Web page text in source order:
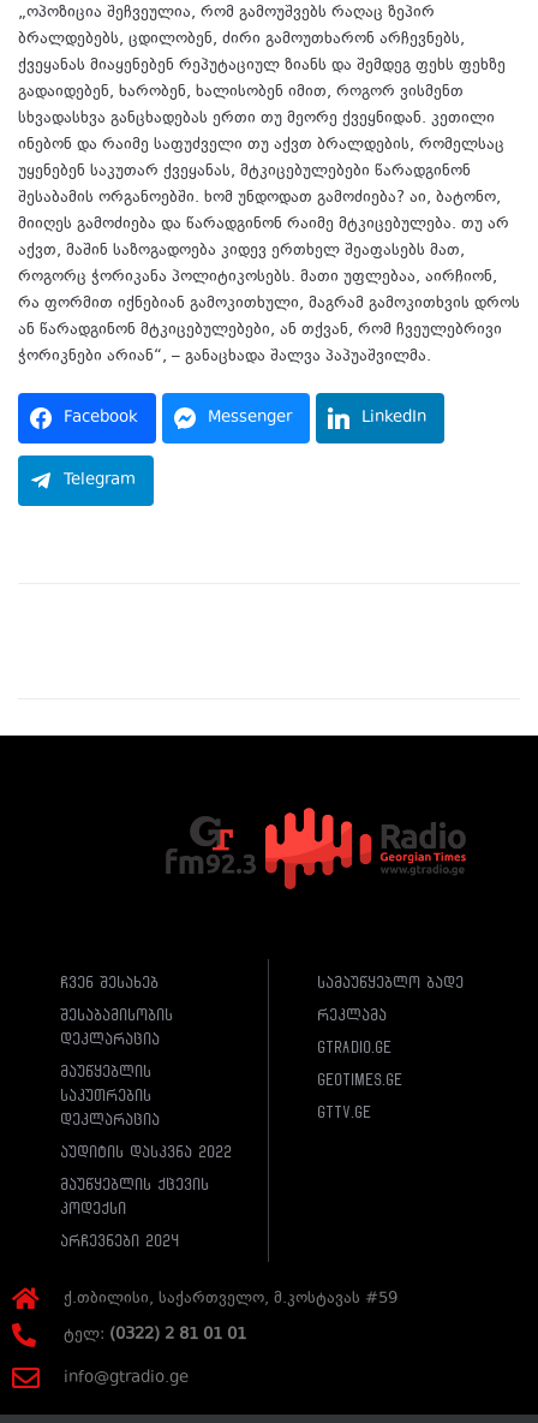
„ოპოზიცია შეჩვეულია, რომ გამოუშვებს რაღაც ზეპირ
ბრალდებებს, ცდილობენ, ძირი გამოუთხარონ არჩევნებს,
ქვეყანას მიაყენებენ რეპუტაციულ ზიანს და შემდეგ ფეხს ფეხზე
გადაიდებენ, ხარობენ, ხალისობენ იმით, როგორ ვისმენთ
სხვადასხვა განცხადებას ერთი თუ მეორე ქვეყნიდან. კეთილი
ინებონ და რაიმე საფუძველი თუ აქვთ ბრალდების, რომელსაც
უყენებენ საკუთარ ქვეყანას, მტკიცებულებები წარადგინონ
შესაბამის ორგანოებში. ხომ უნდოდათ გამოძიება? აი, ბატონო,
მიიღეს გამოძიება და წარადგინონ რაიმე მტკიცებულება. თუ არ
აქვთ, მაშინ საზოგადოება კიდევ ერთხელ შეაფასებს მათ,
როგორც ჭორიკანა პოლიტიკოსებს. მათი უფლებაა, აირჩიონ,
რა ფორმით იქნებიან გამოკითხული, მაგრამ გამოკითხვის დროს
ან წარადგინონ მტკიცებულებები, ან თქვან, რომ ჩვეულებრივი
ჭორიკნები არიან“, – განაცხადა შალვა პაპუაშვილმა.
Facebook Messenger LinkedIn
Telegram
ჩვენ შესახებ
შესაბამისობის
დეკლარაცია
მაუწყებლის
საკუთრების
დეკლარაცია
აუდიტის დასკვნა 2022
მაუწყებლის ქცევის
კოდექსი
არჩევნები 2024
სამაუწყებლო ბადე
რეკლამა
gtradio.ge
geotimes.ge
gttv.ge
ქ.თბილისი, საქართველო, მ.კოსტავას #59
ტელ: (0322) 2 81 01 01
info@gtradio.ge